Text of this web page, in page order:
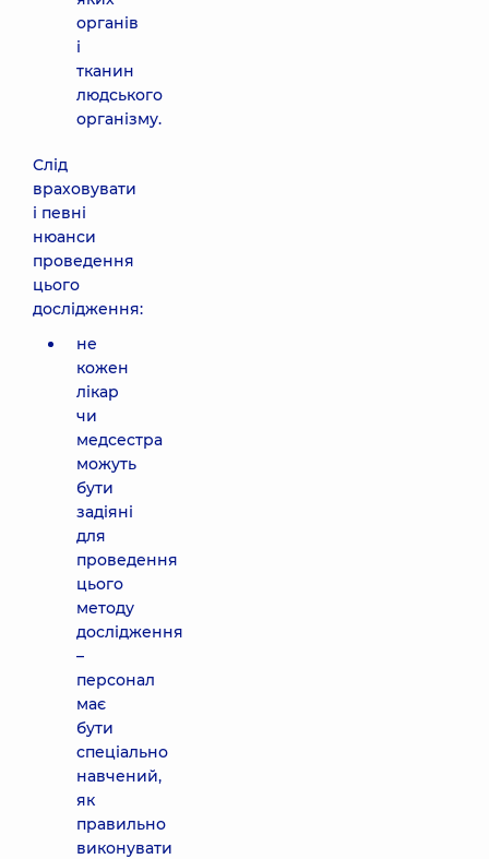
органів
і
тканин
людського
організму.
Слід
враховувати
і певні
нюанси
проведення
цього
дослідження:
не
кожен
лікар
чи
медсестра
можуть
бути
задіяні
для
проведення
цього
методу
дослідження
–
персонал
має
бути
спеціально
навчений,
як
правильно
виконувати